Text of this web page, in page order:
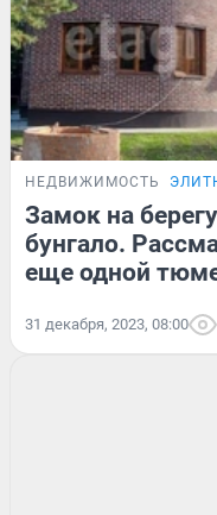
НЕДВИЖИМОСТЬ
Замок на
бунгало.
еще одной
31 декабря, 2023, 08:00